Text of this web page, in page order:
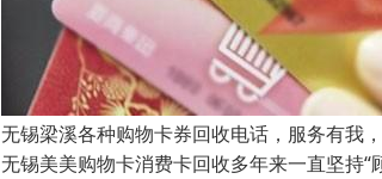
无锡梁溪各种购物卡券回收电话，服务有我
无锡美美购物卡消费卡回收多年来一直坚持